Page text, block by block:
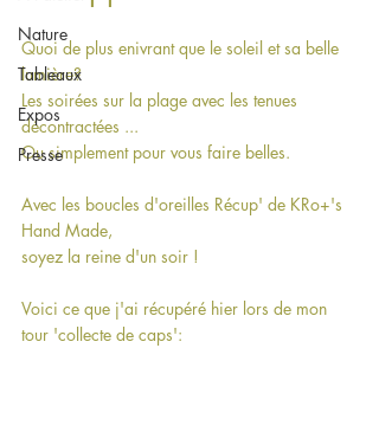
Nature
Tableaux
Expos
Presse
Quoi de plus enivrant que le soleil et sa belle
lumière?
Les soirées sur la plage avec les tenues
décontractées ...
Ou simplement pour vous faire belles.
Avec les boucles d'oreilles Récup' de KRo+'s
Hand Made,
soyez la reine d'un soir !
Voici ce que j'ai récupéré hier lors de mon
tour 'collecte de caps':